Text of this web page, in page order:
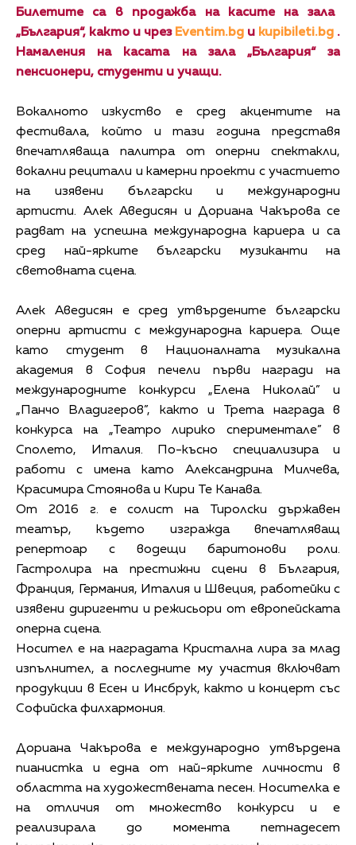
Билетите са в продажба на касите на зала
„България“, както и чрез Eventim.bg и kupibileti.bg .
Намаления на касата на зала „България“ за
пенсионери, студенти и учащи.
Вокалното изкуство е сред акцентите на
фестивала, който и тази година представя
впечатляваща палитра от оперни спектакли,
вокални рецитали и камерни проекти с участието
на изявени български и международни
артисти. Алек Аведисян и Дориана Чакърова се
радват на успешна международна кариера и са
сред най-ярките български музиканти на
световната сцена.
Алек Аведисян е сред утвърдените български
оперни артисти с международна кариера. Още
като студент в Националната музикална
академия в София печели първи награди на
международните конкурси „Елена Николай” и
„Панчо Владигеров”, както и Трета награда в
конкурса на „Театро лирико спериментале” в
Сполето, Италия. По-късно специализира и
работи с имена като Александрина Милчева,
Красимира Стоянова и Кири Те Канава.
От 2016 г. е солист на Тиролски държавен
театър, където изгражда впечатляващ
репертоар с водещи баритонови роли.
Гастролира на престижни сцени в България,
Франция, Германия, Италия и Швеция, работейки с
изявени диригенти и режисьори от европейската
оперна сцена.
Носител е на наградата Кристална лира за млад
изпълнител, а последните му участия включват
продукции в Есен и Инсбрук, както и концерт със
Софийска филхармония.
Дориана Чакърова е международно утвърдена
пианистка и една от най-ярките личности в
областта на художествената песен. Носителка е
на отличия от множество конкурси и е
реализирала до момента петнадесет